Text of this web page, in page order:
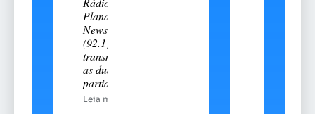
Planalto
News
(92.1)
transmitiu
as duas
partidas
Leia mais